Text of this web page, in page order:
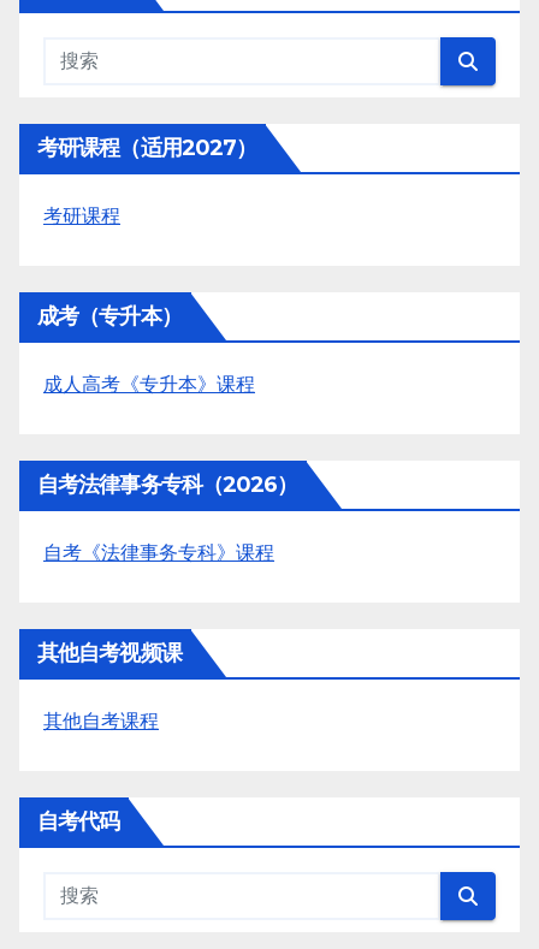
考研课程（适用2027）
考研课程
成考（专升本）
成人高考《专升本》课程
自考法律事务专科（2026）
自考《法律事务专科》课程
其他自考视频课
其他自考课程
自考代码